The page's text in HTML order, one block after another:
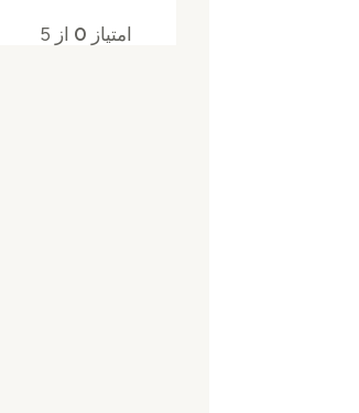
امتیاز 0 از 5